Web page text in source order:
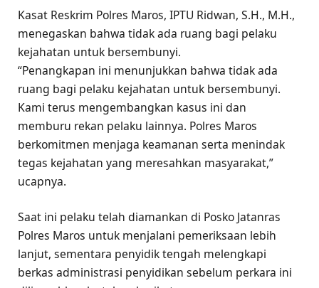
Kasat Reskrim Polres Maros, IPTU Ridwan, S.H., M.H.,
menegaskan bahwa tidak ada ruang bagi pelaku
kejahatan untuk bersembunyi.
“Penangkapan ini menunjukkan bahwa tidak ada
ruang bagi pelaku kejahatan untuk bersembunyi.
Kami terus mengembangkan kasus ini dan
memburu rekan pelaku lainnya. Polres Maros
berkomitmen menjaga keamanan serta menindak
tegas kejahatan yang meresahkan masyarakat,”
ucapnya.
Saat ini pelaku telah diamankan di Posko Jatanras
Polres Maros untuk menjalani pemeriksaan lebih
lanjut, sementara penyidik tengah melengkapi
berkas administrasi penyidikan sebelum perkara ini